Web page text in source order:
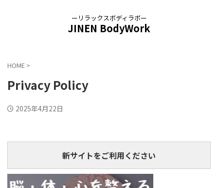
ーリラックスボディラボー
JINEN BodyWork
HOME >
Privacy Policy
2025年4月22日
新サイトをご利用ください